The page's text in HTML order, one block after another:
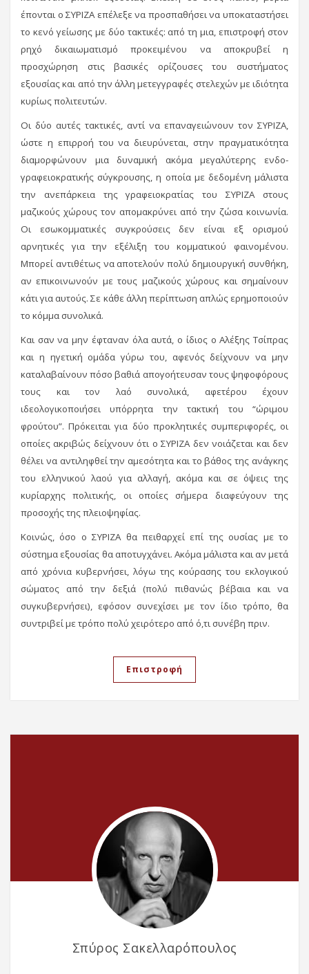
έπονται ο ΣΥΡΙΖΑ επέλεξε να προσπαθήσει να υποκαταστήσει
το κενό γείωσης με δύο τακτικές: από τη μια, επιστροφή στον
ρηχό δικαιωματισμό προκειμένου να αποκρυβεί η
προσχώρηση στις βασικές ορίζουσες του συστήματος
εξουσίας και από την άλλη μετεγγραφές στελεχών με ιδιότητα
κυρίως πολιτευτών.
Οι δύο αυτές τακτικές, αντί να επαναγειώνουν τον ΣΥΡΙΖΑ,
ώστε η επιρροή του να διευρύνεται, στην πραγματικότητα
διαμορφώνουν μια δυναμική ακόμα μεγαλύτερης ενδο-
γραφειοκρατικής σύγκρουσης, η οποία με δεδομένη μάλιστα
την ανεπάρκεια της γραφειοκρατίας του ΣΥΡΙΖΑ στους
μαζικούς χώρους τον απομακρύνει από την ζώσα κοινωνία.
Οι εσωκομματικές συγκρούσεις δεν είναι εξ ορισμού
αρνητικές για την εξέλιξη του κομματικού φαινομένου.
Μπορεί αντιθέτως να αποτελούν πολύ δημιουργική συνθήκη,
αν επικοινωνούν με τους μαζικούς χώρους και σημαίνουν
κάτι για αυτούς. Σε κάθε άλλη περίπτωση απλώς ερημοποιούν
το κόμμα συνολικά.
Και σαν να μην έφταναν όλα αυτά, ο ίδιος ο Αλέξης Τσίπρας
και η ηγετική ομάδα γύρω του, αφενός δείχνουν να μην
καταλαβαίνουν πόσο βαθιά απογοήτευσαν τους ψηφοφόρους
τους και τον λαό συνολικά, αφετέρου έχουν
ιδεολογικοποιήσει υπόρρητα την τακτική του “ώριμου
φρούτου”. Πρόκειται για δύο προκλητικές συμπεριφορές, οι
οποίες ακριβώς δείχνουν ότι ο ΣΥΡΙΖΑ δεν νοιάζεται και δεν
θέλει να αντιληφθεί την αμεσότητα και το βάθος της ανάγκης
του ελληνικού λαού για αλλαγή, ακόμα και σε όψεις της
κυρίαρχης πολιτικής, οι οποίες σήμερα διαφεύγουν της
προσοχής της πλειοψηφίας.
Κοινώς, όσο ο ΣΥΡΙΖΑ θα πειθαρχεί επί της ουσίας με το
σύστημα εξουσίας θα αποτυγχάνει. Ακόμα μάλιστα και αν μετά
από χρόνια κυβερνήσει, λόγω της κούρασης του εκλογικού
σώματος από την δεξιά (πολύ πιθανώς βέβαια και να
συγκυβερνήσει), εφόσον συνεχίσει με τον ίδιο τρόπο, θα
συντριβεί με τρόπο πολύ χειρότερο από ό,τι συνέβη πριν.
Επιστροφή
Σπύρος Σακελλαρόπουλος